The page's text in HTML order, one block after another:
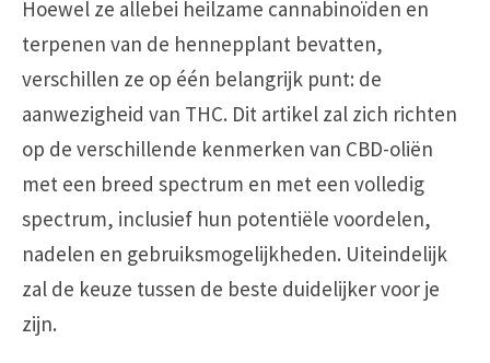
Hoewel ze allebei heilzame cannabinoïden en
terpenen van de hennepplant bevatten,
verschillen ze op één belangrijk punt: de
aanwezigheid van THC. Dit artikel zal zich richten
op de verschillende kenmerken van CBD-oliën
met een breed spectrum en met een volledig
spectrum, inclusief hun potentiële voordelen,
nadelen en gebruiksmogelijkheden. Uiteindelijk
zal de keuze tussen de beste duidelijker voor je
zijn.